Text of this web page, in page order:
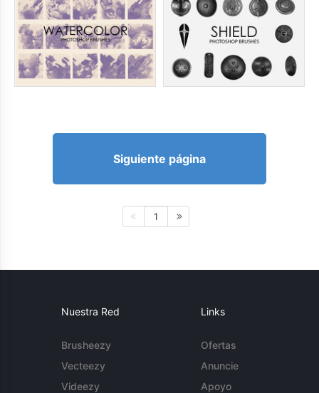
Siguiente página
1
Nuestra Red
Brusheezy
Vecteezy
Videezy
Links
Ofertas
Anuncie
Apoyo